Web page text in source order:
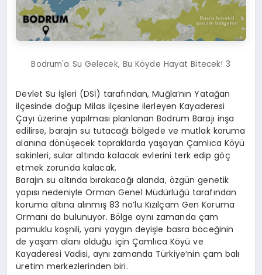
Bodrum'a Su Gelecek, Bu Köyde Hayat Bitecek! 3
Devlet Su İşleri (DSİ) tarafından, Muğla’nın Yatağan
ilçesinde doğup Milas ilçesine ilerleyen Kayaderesi
Çayı üzerine yapılması planlanan Bodrum Barajı inşa
edilirse, barajın su tutacağı bölgede ve mutlak koruma
alanına dönüşecek topraklarda yaşayan Çamlıca Köyü
sakinleri, sular altında kalacak evlerini terk edip göç
etmek zorunda kalacak.
Barajın su altında bırakacağı alanda, özgün genetik
yapısı nedeniyle Orman Genel Müdürlüğü tarafından
koruma altına alınmış 83 no’lu Kızılçam Gen Koruma
Ormanı da bulunuyor. Bölge aynı zamanda çam
pamuklu koşnili, yani yaygın deyişle basra böceğinin
de yaşam alanı olduğu için Çamlıca Köyü ve
Kayaderesi Vadisi, aynı zamanda Türkiye’nin çam balı
üretim merkezlerinden biri.